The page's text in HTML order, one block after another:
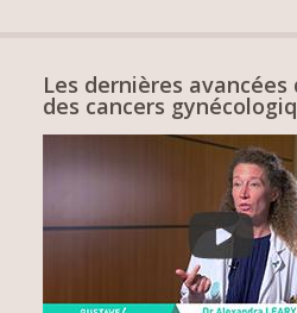
Les dernières
des cancers